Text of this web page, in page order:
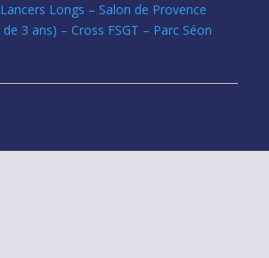
Longs – Salon de Provence
3 ans) – Cross FSGT – Parc Séon